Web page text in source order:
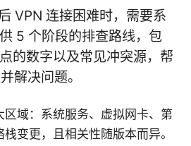
VPN 连接困难时，需要系
5 个阶段的排查路线，包
的数字以及常见冲突源，帮
解决问题。
区域：系统服务、虚拟网卡、第
变更，且相关性随版本而异。